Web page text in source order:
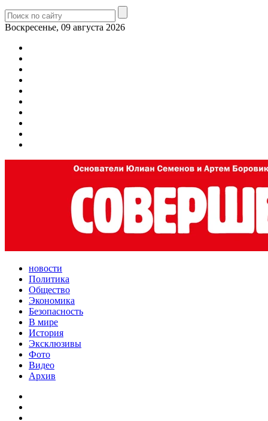
Воскресенье, 09 августа 2026
новости
Политика
Общество
Экономика
Безопасность
В мире
История
Эксклюзивы
Фото
Видео
Архив